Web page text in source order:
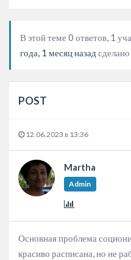
В этой теме 0 ответов, 1
года, 1 месяц назад сделано
POST
12.06.2023 в 13:36
Martha
Admin
Основная проблема
красиво расписана, но не